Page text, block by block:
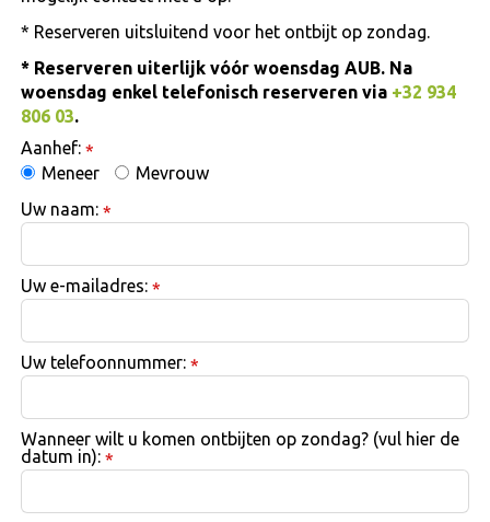
* Reserveren uitsluitend voor het ontbijt op zondag.
* Reserveren uiterlijk vóór woensdag AUB. Na
woensdag enkel telefonisch reserveren via +32 934
806 03.
Aanhef: *
Meneer
Mevrouw
Uw naam: *
Uw e-mailadres: *
Uw telefoonnummer: *
Wanneer wilt u komen ontbijten op zondag? (vul hier de
datum in): *